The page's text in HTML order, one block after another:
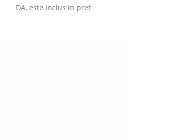
DA, este inclus in pret